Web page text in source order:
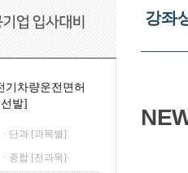
통신
지발전설비
반기계
가스
신호기사
전기공사
신재생에너지발전설
좌
상
세
강좌
기차량운전면허
발]
· 단과 [과목별]
· 종합 [전과목]